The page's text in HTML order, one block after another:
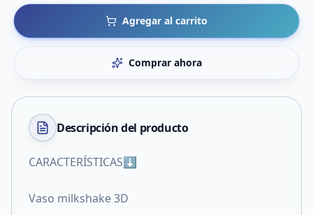
Agregar al carrito
Comprar ahora
Descripción del producto
CARACTERÍSTICAS⬇️
Vaso milkshake 3D